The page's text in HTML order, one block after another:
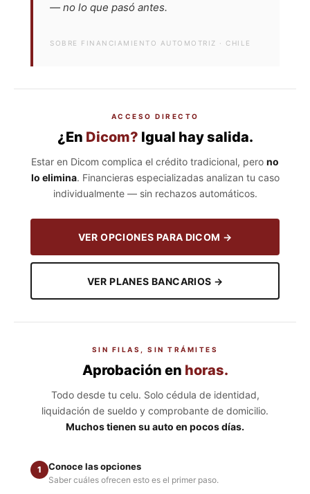
— no lo que pasó antes.
SOBRE FINANCIAMIENTO AUTOMOTRIZ · CHILE
ACCESO DIRECTO
¿En Dicom? Igual hay salida.
Estar en Dicom complica el crédito tradicional, pero no
lo elimina. Financieras especializadas analizan tu caso
individualmente — sin rechazos automáticos.
VER OPCIONES PARA DICOM →
VER PLANES BANCARIOS →
SIN FILAS, SIN TRÁMITES
Aprobación en horas.
Todo desde tu celu. Solo cédula de identidad,
liquidación de sueldo y comprobante de domicilio.
Muchos tienen su auto en pocos días.
1 Conoce las opciones
Saber cuáles ofrecen esto es el primer paso.